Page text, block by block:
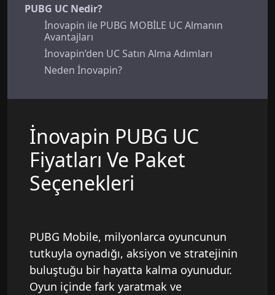
PUBG UC Nedir?
İnovapin ile PUBG MOBİLE UC Almanın
Avantajları
İnovapin’den UC Satın Alma Adımları
Neden İnovapin?
İnovapin PUBG UC
Fiyatları Ve Paket
Seçenekleri
PUBG Mobile, milyonlarca oyuncunun
tutkuyla oynadığı, aksiyon ve stratejinin
buluştuğu bir hayatta kalma oyunudur.
Oyun içinde fark yaratmak ve